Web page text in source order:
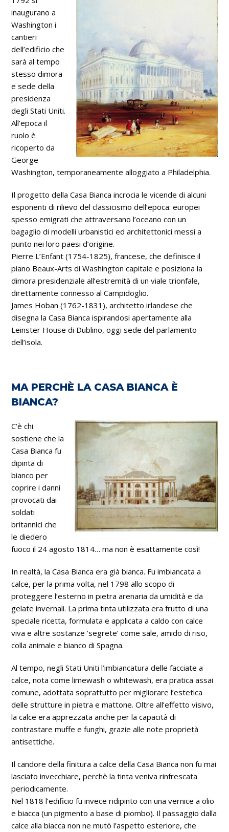
inaugurano a
Washington i
cantieri
dell’edificio che
sarà al tempo
stesso dimora
e sede della
presidenza
degli Stati Uniti.
All’epoca il
ruolo è
ricoperto da
George
Washington, temporaneamente alloggiato a Philadelphia.
Il progetto della Casa Bianca incrocia le vicende di alcuni
esponenti di rilievo del classicismo dell’epoca: europei
spesso emigrati che attraversano l’oceano con un
bagaglio di modelli urbanistici ed architettonici messi a
punto nei loro paesi d’origine.
Pierre L’Enfant (1754-1825), francese, che definisce il
piano Beaux-Arts di Washington capitale e posiziona la
dimora presidenziale all’estremità di un viale trionfale,
direttamente connesso al Campidoglio.
James Hoban (1762-1831), architetto irlandese che
disegna la Casa Bianca ispirandosi apertamente alla
Leinster House di Dublino, oggi sede del parlamento
dell’isola.
MA PERCHÈ LA CASA BIANCA È
BIANCA?
C’è chi
sostiene che la
Casa Bianca fu
dipinta di
bianco per
coprire i danni
provocati dai
soldati
britannici che
le diedero
fuoco il 24 agosto 1814… ma non è esattamente così!
In realtà, la Casa Bianca era già bianca. Fu imbiancata a
calce, per la prima volta, nel 1798 allo scopo di
proteggere l’esterno in pietra arenaria da umidità e da
gelate invernali. La prima tinta utilizzata era frutto di una
speciale ricetta, formulata e applicata a caldo con calce
viva e altre sostanze ‘segrete’ come sale, amido di riso,
colla animale e bianco di Spagna.
Al tempo, negli Stati Uniti l’imbiancatura delle facciate a
calce, nota come limewash o whitewash, era pratica assai
comune, adottata soprattutto per migliorare l’estetica
delle strutture in pietra e mattone. Oltre all’effetto visivo,
la calce era apprezzata anche per la capacità di
contrastare muffe e funghi, grazie alle note proprietà
antisettiche.
Il candore della finitura a calce della Casa Bianca non fu mai
lasciato invecchiare, perchè la tinta veniva rinfrescata
periodicamente.
Nel 1818 l’edificio fu invece ridipinto con una vernice a olio
e biacca (un pigmento a base di piombo). Il passaggio dalla
calce alla biacca non ne mutò l’aspetto esteriore, che